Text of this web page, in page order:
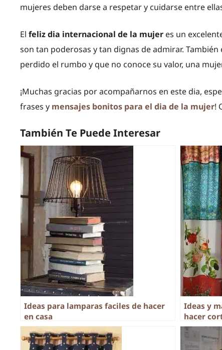
mujeres deben darse a respetar y cuidarse entre
El feliz dia internacional de la mujer es un
son tan poderosas y tan dignas de admirar.
perdido el rumbo y que no conoce su valor, una
¡Muchas gracias por acompañarnos en este dia,
frases y mensajes bonitos para el dia de la mujer!
También Te Puede Interesar
Ideas para lamparas faciles de hacer
en casa
Ideas y
hacer